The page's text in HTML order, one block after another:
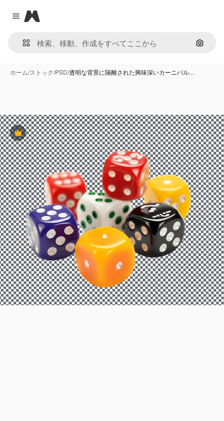
Close menu
Magnific
画像で
ホーム/ストック/PSD/透明な背景に隔離された興味深いカーニバル…
Premium